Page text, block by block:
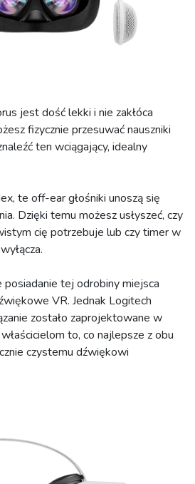
jest dość lekki i nie zakłóca
fizycznie przesuwać nauszniki
ten wciągający, idealny
te off-ear głośniki unoszą się
Dzięki temu możesz usłyszeć, czy
cię potrzebuje lub czy timer w
posiadanie tej odrobiny miejsca
VR. Jednak Logitech
zostało zaprojektowane w
to, co najlepsze z obu
czystemu dźwiękowi